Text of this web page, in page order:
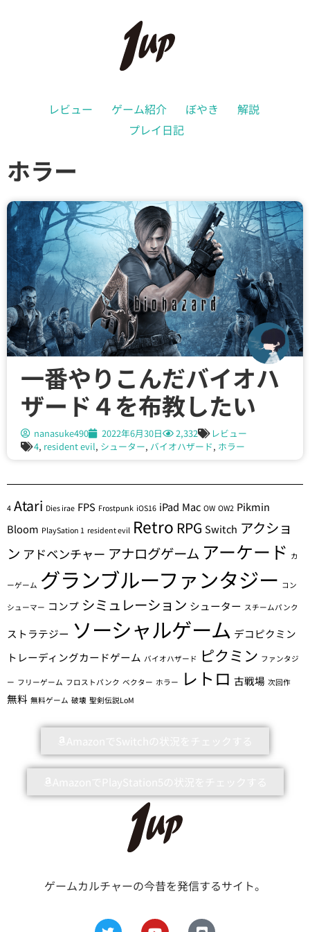
レビュー ゲーム紹介 ぼやき
解説
プレイ日記
ホラー
一番やりこんだバイオハ
ザード４を布教したい
nanasuke490 2022年6月30日 2,332
レビュー
4, resident evil, シューター, バイオハザード, ホラー
4 Atari Dies irae FPS Frostpunk iOS16 iPad Mac OW OW2 Pikmin
Bloom PlaySation 1 resident evil Retro RPG Switch アクショ
ン アドベンチャー アナログゲーム アーケード カ
ーゲーム グランブルーファンタジー コン
シューマー コンプ シミュレーション シューター スチームパンク
ストラテジー ソーシャルゲーム デコピクミン
トレーディングカードゲーム バイオハザード ピクミン ファンタジ
ー フリーゲーム フロストパンク ベクター ホラー レトロ 古戦場 次回作
無料 無料ゲーム 破壊 聖剣伝説LoM
ゲームカルチャーの今昔を発信するサイト。